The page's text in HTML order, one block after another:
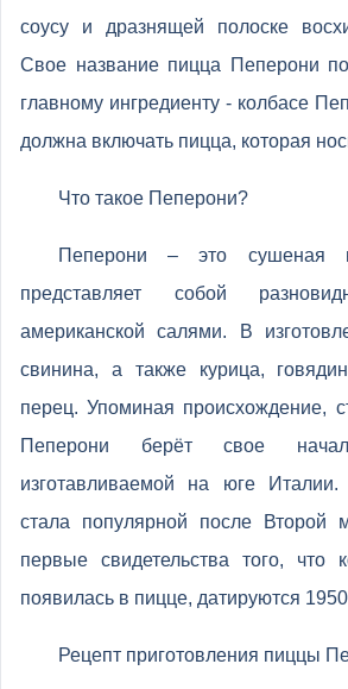
соусу и дразнящей полоске
Свое название пицца Пеперони
главному ингредиенту - колбасе
должна включать пицца, которая
Что такое Пеперони?
Пеперони – это сушеная
представляет собой
американской салями. В
свинина, а также курица,
перец. Упоминая происхождение,
Пеперони берёт свое
изготавливаемой на юге
стала популярной после Второй
первые свидетельства того, что
появилась в пицце, датируются
Рецепт приготовления пиццы